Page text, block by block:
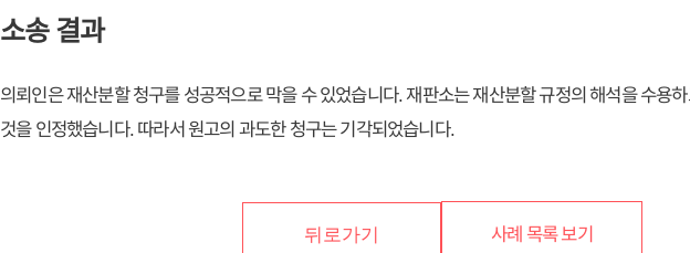
소송 결과
의뢰인은 재산분할 청구를 성공적으로 막을 수 있었습니다. 재판소는 재산분할 규정의 해석을 수용
것을 인정했습니다. 따라서 원고의 과도한 청구는 기각되었습니다.
뒤로가기 사례 목록 보기